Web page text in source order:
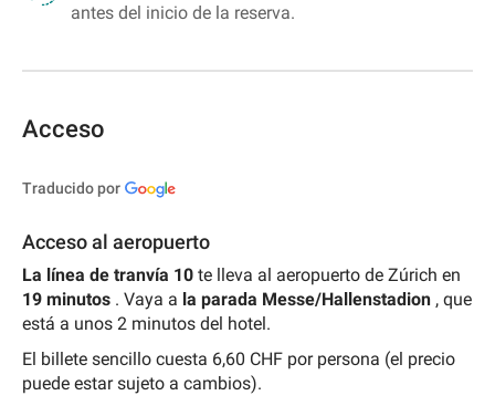
antes del inicio de la reserva.
Acceso
Traducido por
Acceso al aeropuerto
La línea de tranvía 10 te lleva al aeropuerto de Zúrich en
19 minutos . Vaya a la parada Messe/Hallenstadion , que
está a unos 2 minutos del hotel.
El billete sencillo cuesta 6,60 CHF por persona (el precio
puede estar sujeto a cambios).